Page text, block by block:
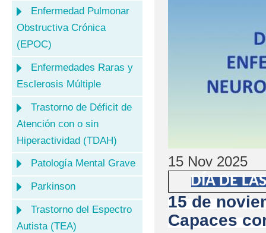
Enfermedad Pulmonar
Obstructiva Crónica
(EPOC)
Enfermedades Raras y
Esclerosis Múltiple
Trastorno de Déficit de
Atención con o sin
Hiperactividad (TDAH)
Patología Mental Grave
Parkinson
Trastorno del Espectro
Autista (TEA)
15 Nov 2025
DÍA DE
15 de
Capaces